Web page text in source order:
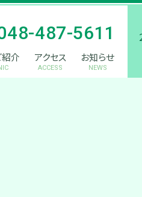
487-5611
介 アクセス
ACCESS
お知らせ
NEWS